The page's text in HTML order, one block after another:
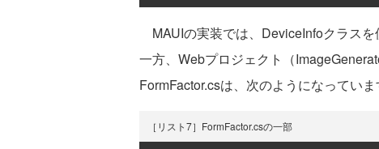
MAUIの実装では、DeviceInfoクラスを
一方、Webプロジェクト（
FormFactor.csは、次のようになっていま
［リスト7］FormFactor.csの一部